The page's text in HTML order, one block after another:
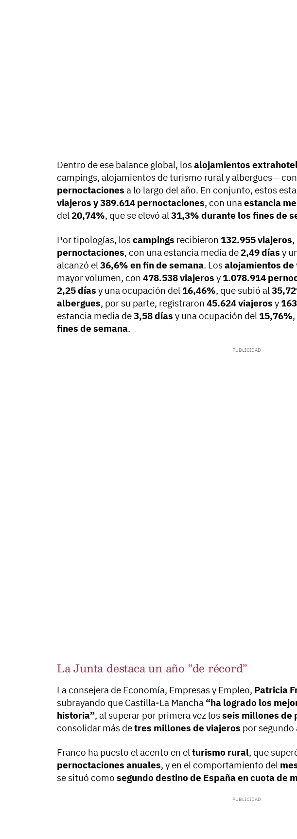
Dentro de ese balance global, losalojamientos
campings, alojamientos de turismo rural y albergues—
pernoctaciones a lo largo del año. En conjunto, estos
viajeros y 389.614 pernoctaciones, con unaestancia
del 20,74%, que se elevó al31,3% durante los fines de
Por tipologías, loscampings recibieron 132.955 viajeros
pernoctaciones, con una estancia media de 2,49 días y
alcanzó el36,6% en fin de semana. Losalojamientos
mayor volumen, con 478.538 viajeros y 1.078.914
2,25 días y una ocupación del 16,46%, que subió al
albergues, por su parte, registraron 45.624 viajeros y
estancia media de3,58 días y una ocupación del 15,76%
fines de semana.
La Junta destaca un año “de récord”
La consejera de Economía, Empresas y Empleo, Patricia
subrayando que Castilla-La Mancha “ha logrado los
historia”, al superar por primera vez losseis millones de
consolidar más detres millones de viajeros por
Franco ha puesto el acento en elturismo rural, que
pernoctaciones anuales, y en el comportamiento del
se situó como segundo destino de España en cuota de